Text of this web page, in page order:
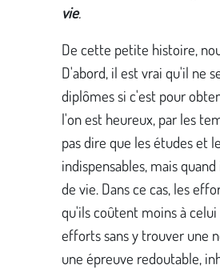
vie.
De cette petite histoire,
D'abord, il est vrai qu'il ne
diplômes si c'est pour
l'on est heureux, par les
pas dire que les études et
indispensables, mais
de vie. Dans ce cas, les
qu'ils coûtent moins à
efforts sans y trouver une
une épreuve redoutable,